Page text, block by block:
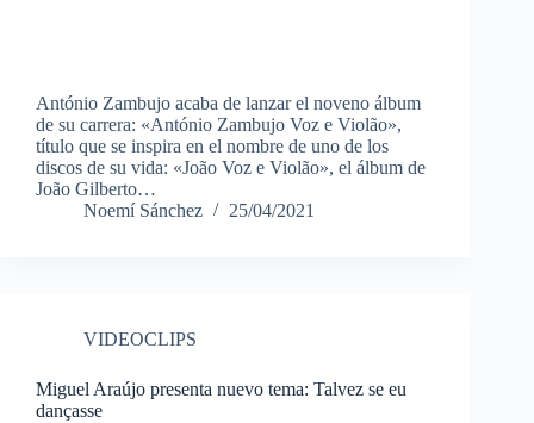
António Zambujo acaba de lanzar el noveno álbum
de su carrera: «António Zambujo Voz e Violão»,
título que se inspira en el nombre de uno de los
discos de su vida: «João Voz e Violão», el álbum de
João Gilberto…
Noemí Sánchez
25/04/2021
VIDEOCLIPS
Miguel Araújo presenta nuevo tema: Talvez se eu
dançasse